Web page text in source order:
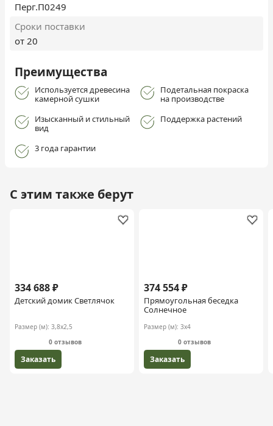
Перг.П0249
Сроки поставки
от 20
Преимущества
Используется древесина
камерной сушки
Подетальная покраска
на производстве
Изысканный и стильный
вид
Поддержка растений
3 года гарантии
С этим также берут
334 688 ₽
Детский домик Светлячок
Размер (м): 3,8х2,5
0 отзывов
Заказать
374 554 ₽
Прямоугольная беседка
Солнечное
Размер (м): 3х4
0 отзывов
Заказать